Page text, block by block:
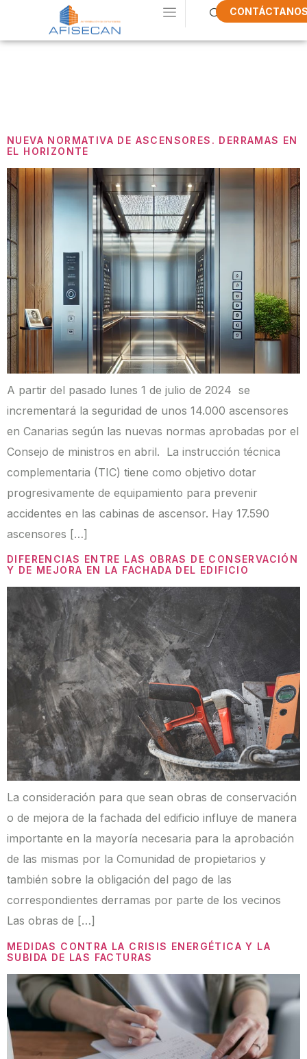
NUEVA NORMATIVA DE ASCENSORES. DERRAMAS EN
EL HORIZONTE
A partir del pasado lunes 1 de julio de 2024 se
incrementará la seguridad de unos 14.000 ascensores
en Canarias según las nuevas normas aprobadas por el
Consejo de ministros en abril. La instrucción técnica
complementaria (TIC) tiene como objetivo dotar
progresivamente de equipamiento para prevenir
accidentes en las cabinas de ascensor. Hay 17.590
ascensores […]
DIFERENCIAS ENTRE LAS OBRAS DE CONSERVACIÓN
Y DE MEJORA EN LA FACHADA DEL EDIFICIO
La consideración para que sean obras de conservación
o de mejora de la fachada del edificio influye de manera
importante en la mayoría necesaria para la aprobación
de las mismas por la Comunidad de propietarios y
también sobre la obligación del pago de las
correspondientes derramas por parte de los vecinos
Las obras de […]
MEDIDAS CONTRA LA CRISIS ENERGÉTICA Y LA
SUBIDA DE LAS FACTURAS